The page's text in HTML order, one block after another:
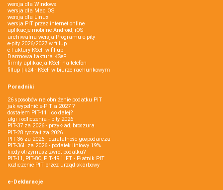
wersja dla Windows
wersja dla Mac OS
wersja dla Linux
wersja PIT przez internet online
aplikacje mobilne Android, iOS
archiwalna wersja Programu e-pity
e-pity 2026/2027 w fillup
e‑Faktury KSeF w fillup
Darmowa faktura KSeF
firmly aplikacja KSeF na telefon
fillup | k24 - KSeF w biurze rachunkowym
Poradniki
26 sposobów na obniżenie podatku PIT
jak wypełnić e-PIT'a 2027 ?
dostałem PIT-11 i co dalej?
ulgi i odliczenia - pity 2026
PIT-37 za 2026 - przykład, broszura
PIT-28 ryczałt za 2026
PIT-36 za 2026 - działalność gospodarcza
PIT-36L za 2026 - podatek liniowy 19%
kiedy otrzymasz zwrot podatku?
PIT-11, PIT-8C, PIT-4R i IFT - Płatnik PIT
rozliczenie PIT przez urząd skarbowy
e-Deklaracje